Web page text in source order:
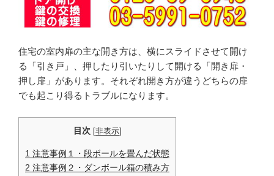
住宅の室内扉の主な開き方は、横にスライドさせて開け
る「引き戸」、押したり引いたりして開ける「開き扉・
押し扉」があります。それぞれ開き方が違うどちらの扉
でも起こり得るトラブルになります。
目次 [非表示]
1 注意事例１・段ボールを畳んだ状態
2 注意事例２・ダンボール箱の積み方